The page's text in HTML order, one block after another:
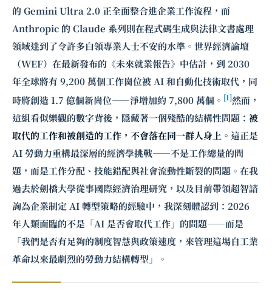
的 Gemini Ultra 2.0 正全面整合進企業工作流程，而
Anthropic 的 Claude 系列則在程式碼生成與法律文書處理
領域達到了令許多白領專業人士不安的水準。世界經濟論壇
（WEF）在最新發布的《未來就業報告》中估計，到 2030
年全球將有 9,200 萬個工作崗位被 AI 和自動化技術取代，同
時將創造 1.7 億個新崗位——淨增加約 7,800 萬個。 [1]然而，
這組看似樂觀的數字背後，隱藏著一個殘酷的結構性問題： 被
取代的工作和被創造的工作，不會落在同一群人身上。 這正是
AI 勞動力重構最深層的經濟學挑戰——不是工作總量的問
題，而是工作分配、技能錯配與社會流動性斷裂的問題。在我
過去於劍橋大學從事國際經濟治理研究，以及目前帶領超智諮
詢為企業制定 AI 轉型策略的經驗中，我深刻體認到：2026
年人類面臨的不是「AI 是否會取代工作」的問題——而是
「我們是否有足夠的制度智慧與政策速度，來管理這場自工業
革命以來最劇烈的勞動力結構轉型」。